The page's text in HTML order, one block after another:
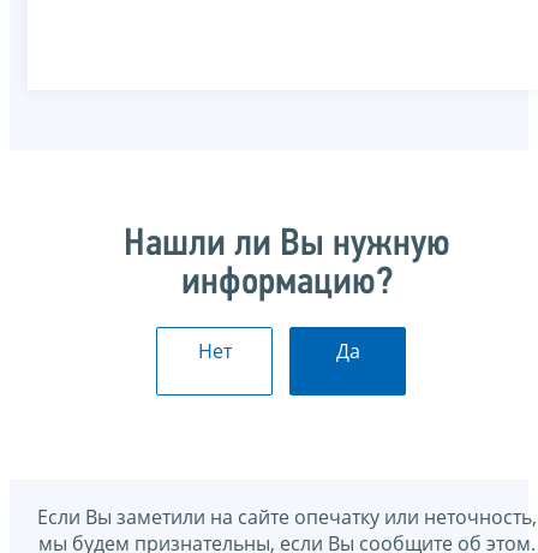
Нашли ли Вы нужную
информацию?
Нет Да
Если Вы заметили на сайте опечатку или неточность,
мы будем признательны, если Вы сообщите об этом.